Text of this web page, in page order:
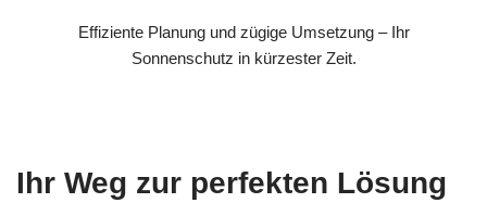
Effiziente Planung und zügige Umsetzung – Ihr
Sonnenschutz in kürzester Zeit.
Ihr Weg zur perfekten Lösung